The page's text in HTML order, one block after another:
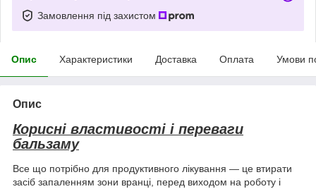
Замовлення під захистом
Опис Характеристики Доставка Оплата Умови
Опис
Корисні властивості і переваги
бальзаму
Все що потрібно для продуктивного лікування — це втирати
засіб запаленням зони вранці, перед виходом на роботу і